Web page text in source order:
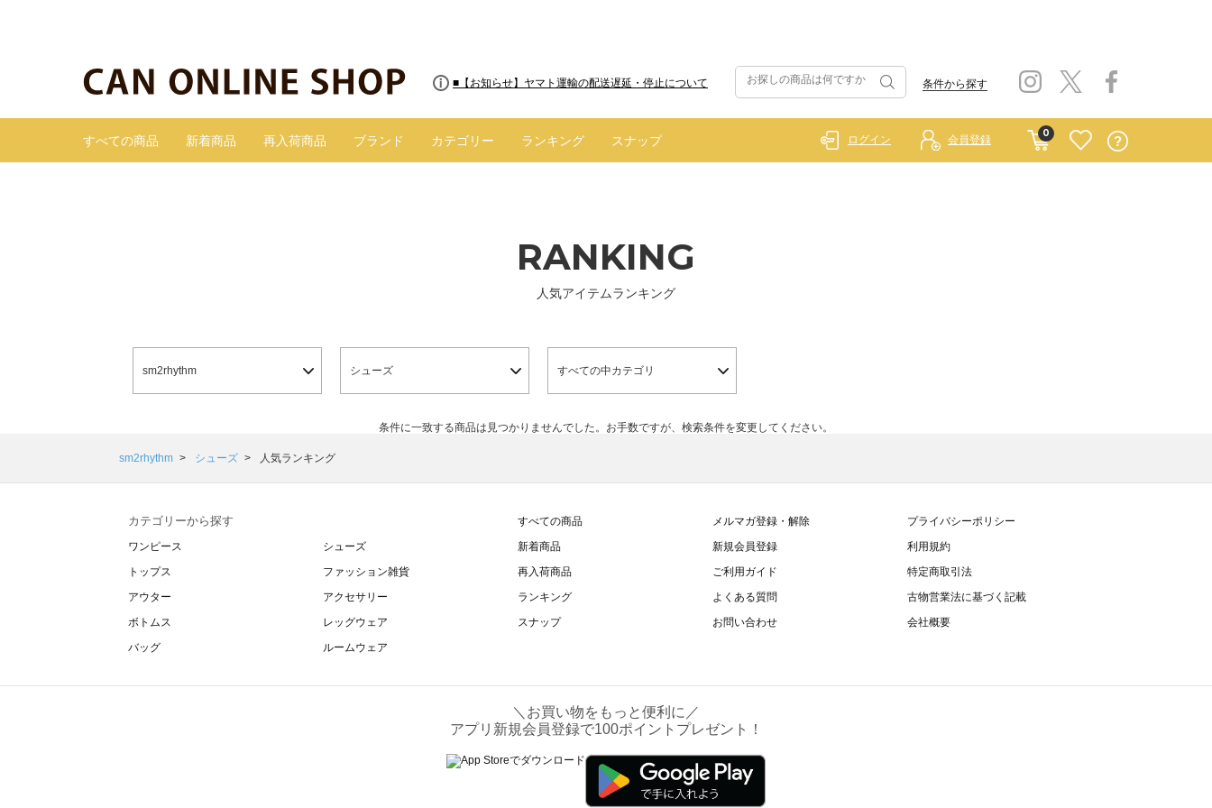
■8/13(木)AM2:00～サイトメンテナンス実施のお知らせ
■【お知らせ】ヤマト運輸の配送遅延・停止について 条件から探す
すべての商品 新着商品 再入荷商品 ブランド カテゴリー ランキング スナップ
0
ログイン 会員登録
RANKING
人気アイテムランキング
sm2rhythm シューズ すべての中カテゴリ
条件に一致する商品は見つかりませんでした。お手数ですが、検索条件を変更してください。
sm2rhythm シューズ 人気ランキング
カテゴリーから探す
ワンピース
トップス
アウター
ボトムス
バッグ
シューズ
ファッション雑貨
アクセサリー
レッグウェア
ルームウェア
すべての商品
新着商品
再入荷商品
ランキング
スナップ
メルマガ登録・解除
新規会員登録
ご利用ガイド
よくある質問
お問い合わせ
プライバシーポリシー
利用規約
特定商取引法
古物営業法に基づく記載
会社概要
＼お買い物をもっと便利に／
アプリ新規会員登録で100ポイントプレゼント！